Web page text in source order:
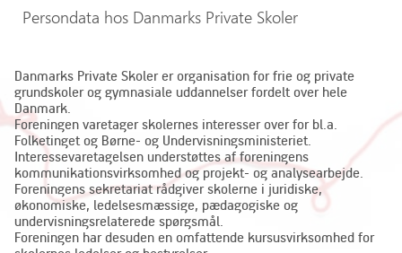
Persondata hos Danmarks Private Skoler
Danmarks Private Skoler er organisation for frie og private
grundskoler og gymnasiale uddannelser fordelt over hele
Danmark.
Foreningen varetager skolernes interesser over for bl.a.
Folketinget og Børne- og Undervisningsministeriet.
Interessevaretagelsen understøttes af foreningens
kommunikationsvirksomhed og projekt- og analysearbejde.
Foreningens sekretariat rådgiver skolerne i juridiske,
økonomiske, ledelsesmæssige, pædagogiske og
undervisningsrelaterede spørgsmål.
Foreningen har desuden en omfattende kursusvirksomhed for